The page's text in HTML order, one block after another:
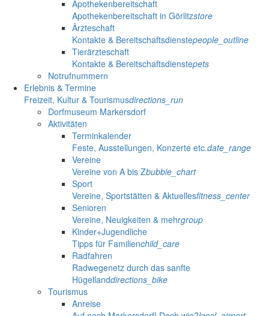
Apothekenbereitschaft
Apothekenbereitschaft in Görlitzstore
Ärzteschaft
Kontakte & Bereitschaftsdienstepeople_outline
Tierärzteschaft
Kontakte & Bereitschaftsdienstepets
Notrufnummern
Erlebnis & Termine
Freizeit, Kultur & Tourismusdirections_run
Dorfmuseum Markersdorf
Aktivitäten
Terminkalender
Feste, Ausstellungen, Konzerte etc.date_range
Vereine
Vereine von A bis Zbubble_chart
Sport
Vereine, Sportstätten & Aktuellesfitness_center
Senioren
Vereine, Neuigkeiten & mehrgroup
Kinder+Jugendliche
Tipps für Familienchild_care
Radfahren
Radwegenetz durch das sanfte
Hügellanddirections_bike
Tourismus
Anreise